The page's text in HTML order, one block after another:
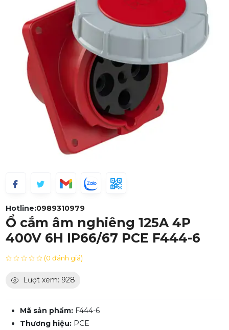
Hotline:0989310979
Ổ cắm âm nghiêng 125A 4P
400V 6H IP66/67 PCE F444-6
(0 đánh giá)
Lượt xem: 928
Mã sản phẩm:F444-6
Thương hiệu:PCE